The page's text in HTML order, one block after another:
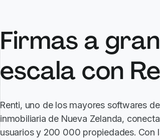
Firmas a gran
escala con
Renti, uno de los mayores softwares
inmobiliaria de Nueva Zelanda,
usuarios y 200 000 propiedades. Con